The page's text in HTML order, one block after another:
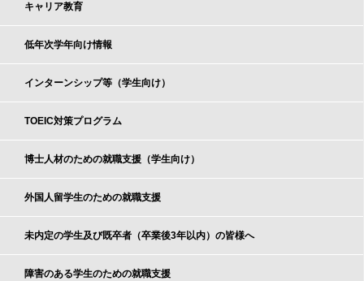
キャリア教育
低年次学年向け情報
インターンシップ等（学生向け）
TOEIC対策プログラム
博士人材のための就職支援（学生向け）
外国人留学生のための就職支援
未内定の学生及び既卒者（卒業後3年以内）の皆様へ
障害のある学生のための就職支援